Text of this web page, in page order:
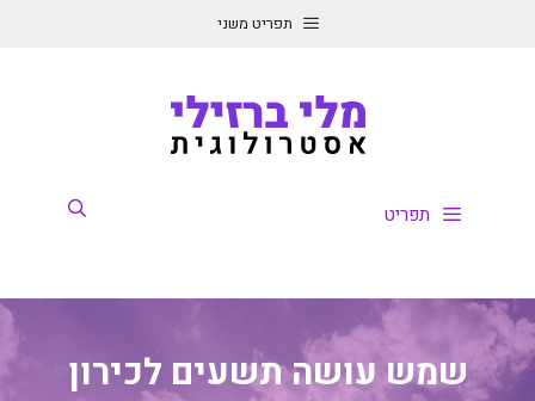
תפריט משני
תפריט
שמש עושה תשעים לכירון